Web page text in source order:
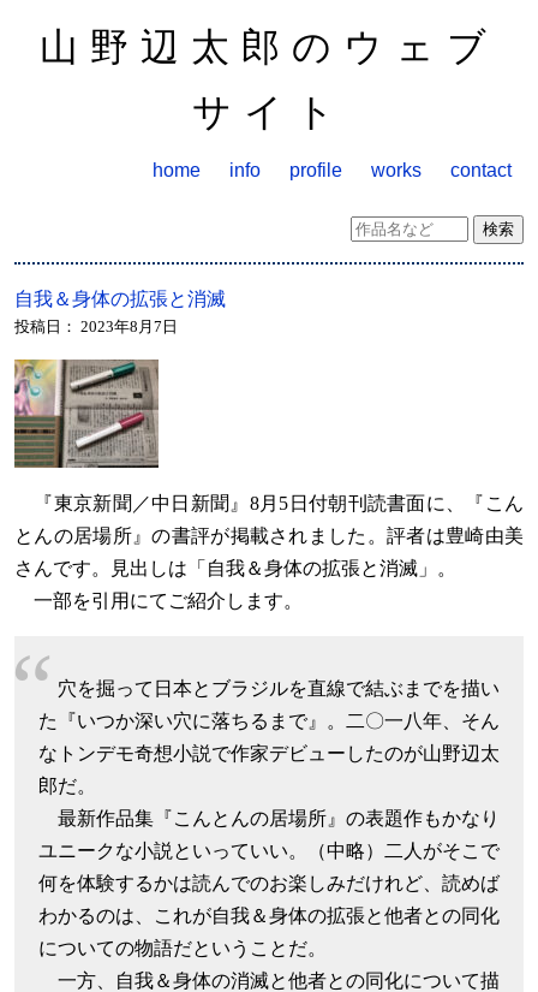
山野辺太郎のウェブ
サイト
home info profile works contact
自我＆身体の拡張と消滅
投稿日： 2023年8月7日
『東京新聞／中日新聞』8月5日付朝刊読書面に、『こん
とんの居場所』の書評が掲載されました。評者は豊崎由美
さんです。見出しは「自我＆身体の拡張と消滅」。
一部を引用にてご紹介します。
穴を掘って日本とブラジルを直線で結ぶまでを描い
た『いつか深い穴に落ちるまで』。二〇一八年、そん
なトンデモ奇想小説で作家デビューしたのが山野辺太
郎だ。
最新作品集『こんとんの居場所』の表題作もかなり
ユニークな小説といっていい。（中略）二人がそこで
何を体験するかは読んでのお楽しみだけれど、読めば
わかるのは、これが自我＆身体の拡張と他者との同化
についての物語だということだ。
一方、自我＆身体の消滅と他者との同化について描